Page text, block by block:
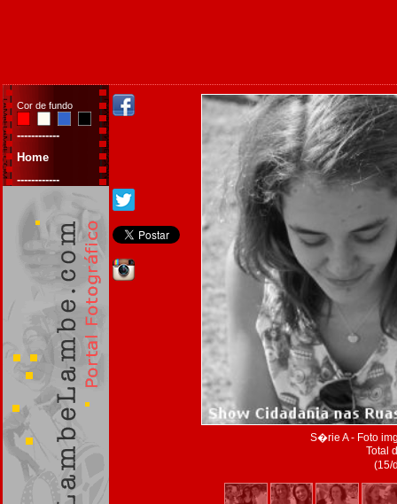
Cor de fundo
------------
Home
------------
S�rie A - Foto
Total
(15/